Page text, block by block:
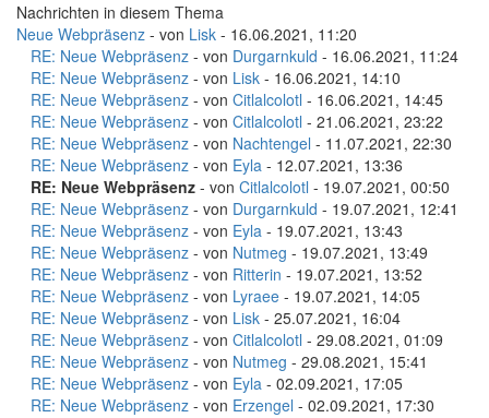
Nachrichten in diesem Thema
Neue Webpräsenz - von Lisk - 16.06.2021, 11:20
RE: Neue Webpräsenz - von Durgarnkuld - 16.06.2021, 11:24
RE: Neue Webpräsenz - von Lisk - 16.06.2021, 14:10
RE: Neue Webpräsenz - von Citlalcolotl - 16.06.2021, 14:45
RE: Neue Webpräsenz - von Citlalcolotl - 21.06.2021, 23:22
RE: Neue Webpräsenz - von Nachtengel - 11.07.2021, 22:30
RE: Neue Webpräsenz - von Eyla - 12.07.2021, 13:36
RE: Neue Webpräsenz - von Citlalcolotl - 19.07.2021, 00:50
RE: Neue Webpräsenz - von Durgarnkuld - 19.07.2021, 12:41
RE: Neue Webpräsenz - von Eyla - 19.07.2021, 13:43
RE: Neue Webpräsenz - von Nutmeg - 19.07.2021, 13:49
RE: Neue Webpräsenz - von Ritterin - 19.07.2021, 13:52
RE: Neue Webpräsenz - von Lyraee - 19.07.2021, 14:05
RE: Neue Webpräsenz - von Lisk - 25.07.2021, 16:04
RE: Neue Webpräsenz - von Citlalcolotl - 29.08.2021, 01:09
RE: Neue Webpräsenz - von Nutmeg - 29.08.2021, 15:41
RE: Neue Webpräsenz - von Eyla - 02.09.2021, 17:05
RE: Neue Webpräsenz - von Erzengel - 02.09.2021, 17:30